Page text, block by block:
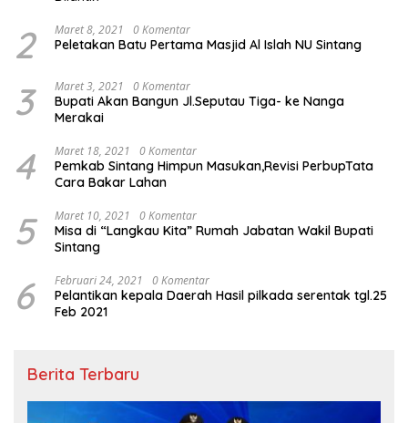
2 Maret 8, 2021 0 Komentar
Peletakan Batu Pertama Masjid Al Islah NU Sintang
3 Maret 3, 2021 0 Komentar
Bupati Akan Bangun Jl.Seputau Tiga- ke Nanga
Merakai
4 Maret 18, 2021 0 Komentar
Pemkab Sintang Himpun Masukan,Revisi PerbupTata
Cara Bakar Lahan
5 Maret 10, 2021 0 Komentar
Misa di “Langkau Kita” Rumah Jabatan Wakil Bupati
Sintang
6 Februari 24, 2021 0 Komentar
Pelantikan kepala Daerah Hasil pilkada serentak tgl.25
Feb 2021
Berita Terbaru